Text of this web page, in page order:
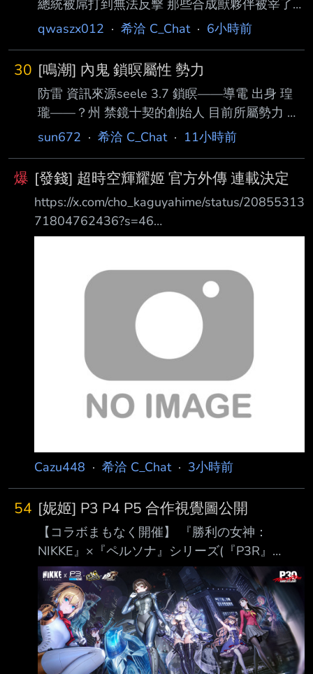
總統被屌打到無法反擊 那些合成獸夥伴被宰了
也無能為力 古利德不是最強之盾的人造人嗎 結
不合理嗎 後來用麟的身體跟大總統打 也是略為
下風 頂多比原本撐久一點 但明顯還是打不過大
總統 人造人的實力高低有差到那麼多?? -- 推
okokno.:我個人覺得他不做作 笑的又自然 散發一
股特別的氣質 07/02 16:22 --
qwaszx012 · 希洽 C_Chat· 6小時前
30 [鳴潮] 內鬼 鎖暝屬性 勢力
防雷 資訊來源seele 3.7 鎖瞑——導電 出身 瑝
瓏——？州 禁鏡十契的創始人 目前所屬勢力 瑝
瓏——諦天鑒 諦天鑒是專司觀測瑝瓏各州歲
長官稱之為「 監正」。其餘六州下屬機構長官
稱之為「州監」。在歲主相關事務上享有獨立的
特殊權力， 但只有對各州及明庭行政機構的建
議和監察權。 --
sun672 · 希洽 C_Chat· 11小時前
爆 [發錢] 超時空輝耀姬 官方外傳 連載決定
https://x.com/cho_kaguyahime/status/20855313
71804762436?s=46
https://i.meee.com.tw/y6o3V8J.jpg 超時空輝耀姬
昨天發的那篇 今天開始正式連載！ 也會有網路
連載 https://bibibi-
comic.com/series/41de76fc8df5f --
Cazu448 · 希洽 C_Chat· 3小時前
54 [妮姬] P3 P4 P5 合作視覺圖公開
【コラボまもなく開催】 『勝利の女神：
NIKKE』×『ペルソナ』シリーズ(『P3R』
『P4G』『P5R』)コラボがまもな く開催！ コ
ラボKVを公開！ 8月13日より、コラボバージ
ョン「PERSONA ON FRONTLINE」が開幕！
指揮官、謎の来訪者の予想は当たりましたか？
https://i.imgur.com/poSwlum.jpeg 我蛇了 -- 推
tonsin2976: 幹我要她 推 Hsuaaaanlala: 我要他